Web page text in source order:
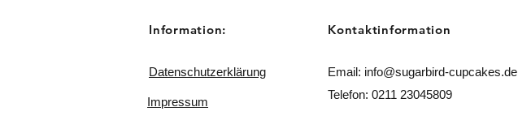
Information:
Datenschutzerklärung
Impressum
Kontaktinformation
Email: info@sugarbird-cupcakes.de
Telefon: 0211 23045809